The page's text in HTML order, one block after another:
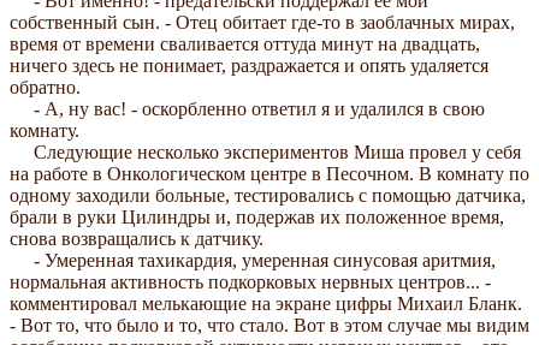
собственный сын. - Отец обитает где-то в заоблачных мирах,
время от времени сваливается оттуда минут на двадцать,
ничего здесь не понимает, раздражается и опять удаляется
обратно.
- А, ну вас! - оскорбленно ответил я и удалился в свою
комнату.
Следующие несколько экспериментов Миша провел у себя
на работе в Онкологическом центре в Песочном. В комнату по
одному заходили больные, тестировались с помощью датчика,
брали в руки Цилиндры и, подержав их положенное время,
снова возвращались к датчику.
- Умеренная тахикардия, умеренная синусовая аритмия,
нормальная активность подкорковых нервных центров... -
комментировал мелькающие на экране цифры Михаил Бланк.
- Вот то, что было и то, что стало. Вот в этом случае мы видим